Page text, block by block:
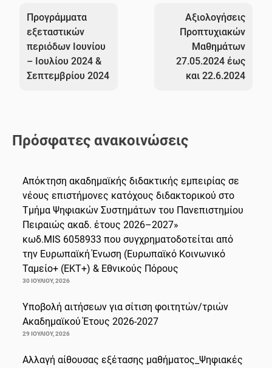
άρθρων
Προγράμματα
εξεταστικών
περιόδων Ιουνίου
– Ιουλίου 2024 &
Σεπτεμβρίου 2024
Αξιολογήσεις
Προπτυχιακών
Μαθημάτων
27.05.2024 έως
και 22.6.2024
Πρόσφατες ανακοινώσεις
Απόκτηση ακαδημαϊκής διδακτικής εμπειρίας σε
νέους επιστήμονες κατόχους διδακτορικού στο
Τμήμα Ψηφιακών Συστημάτων του Πανεπιστημίου
Πειραιώς ακαδ. έτους 2026–2027»
κωδ.MIS 6058933 που συγχρηματοδοτείται από
την Ευρωπαϊκή Ένωση (Ευρωπαϊκό Κοινωνικό
Ταμείο+ (ΕΚΤ+) & Εθνικούς Πόρους
30 ΙΟΥΛΊΟΥ, 2026
Υποβολή αιτήσεων για σίτιση φοιτητών/τριών
Ακαδημαϊκού Έτους 2026-2027
29 ΙΟΥΛΊΟΥ, 2026
Αλλαγή αίθουσας εξέτασης μαθήματος_Ψηφιακές